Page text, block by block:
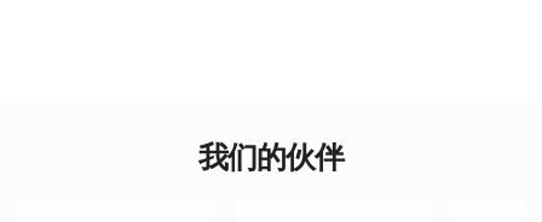
我们的伙伴